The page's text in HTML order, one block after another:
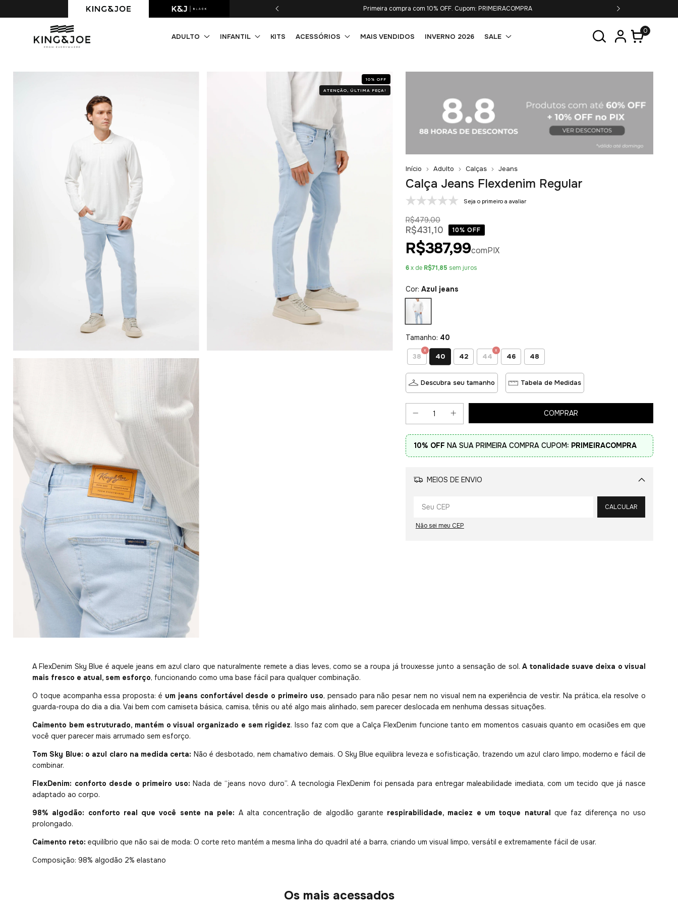
Primeira compra com 10% OFF. Cupom: PRIMEIRACOMPRA Parcelamento 6x s/juros.
ADULTO INFANTIL KITS ACESSÓRIOS MAIS VENDIDOS INVERNO 2026 SALE
0
10 % OFF
ATENÇÃO, ÚLTIMA PEÇA!
Início Adulto Calças Jeans
Calça Jeans Flexdenim Regular
Seja o primeiro a avaliar
R$479,00
R$431,10 10% OFF
R$387,99comPIX
6x de R$71,85 sem juros
Cor: Azul jeans
Tamanho: 40
38 40 42 44 46 48
Descubra seu tamanho Tabela de Medidas
10% OFF NA SUA PRIMEIRA COMPRA CUPOM: PRIMEIRACOMPRA
MEIOS DE ENVIO
Alterar CEP
CALCULAR
Não sei meu CEP
A FlexDenim Sky Blue é aquele jeans em azul claro que naturalmente remete a dias leves, como se a roupa já trouxesse junto a sensação de sol.A tonalidade suave deixa o visual
mais fresco e atual, sem esforço, funcionando como uma base fácil para qualquer combinação.
O toque acompanha essa proposta: é um jeans confortável desde o primeiro uso, pensado para não pesar nem no visual nem na experiência de vestir. Na prática, ela resolve o
guarda-roupa do dia a dia. Vai bem com camiseta básica, camisa, tênis ou até algo mais alinhado, sem parecer deslocada em nenhuma dessas situações.
Caimento bem estruturado, mantém o visual organizado e sem rigidez. Isso faz com que a Calça FlexDenim funcione tanto em momentos casuais quanto em ocasiões em que
você quer parecer mais arrumado sem esforço.
Tom Sky Blue: o azul claro na medida certa: Não é desbotado, nem chamativo demais. O Sky Blue equilibra leveza e sofisticação, trazendo um azul claro limpo, moderno e fácil de
combinar.
FlexDenim: conforto desde o primeiro uso: Nada de “jeans novo duro”. A tecnologia FlexDenim foi pensada para entregar maleabilidade imediata, com um tecido que já nasce
adaptado ao corpo.
98% algodão: conforto real que você sente na pele: A alta concentração de algodão garante respirabilidade, maciez e um toque natural que faz diferença no uso
prolongado.
Caimento reto: equilíbrio que não sai de moda: O corte reto mantém a mesma linha do quadril até a barra, criando um visual limpo, versátil e extremamente fácil de usar.
Composição: 98% algodão 2% elastano
Os mais acessados